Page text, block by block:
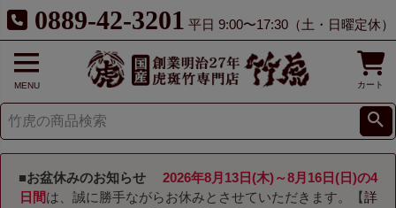
0889-42-3201 平日 9:00〜17:30（土・日曜定休）
MENU カート
■お盆休みのお知らせ
2026年8月13日(木)～8月16日(日)の4
日間は、誠に勝手ながらお休みとさせていただきます。【詳